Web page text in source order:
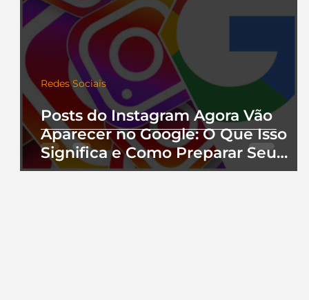
Posts do Instagram Agora Vão
Aparecer no Google: O Que Isso
Significa e Como Preparar Seu
Perfil
Redes Sociais